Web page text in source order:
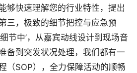
够快速理解您的行业特性，提出
三，极致的细节把控与应急预
节中’，从嘉宾动线设计到现场音
备到突发状况处理，我们都有一
（SOP），全力保障活动的顺畅